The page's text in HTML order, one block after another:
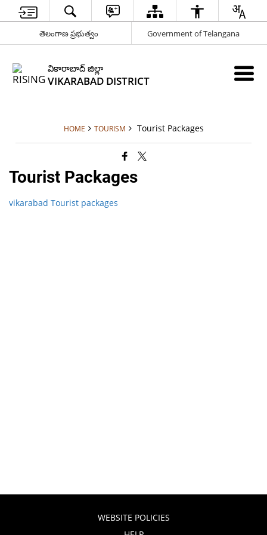
తెలంగాణ ప్రభుత్వం Government of Telangana
వికారాబాద్ జిల్లా
VIKARABAD DISTRICT
HOME TOURISM Tourist Packages
Tourist Packages
vikarabad Tourist packages
WEBSITE POLICIES